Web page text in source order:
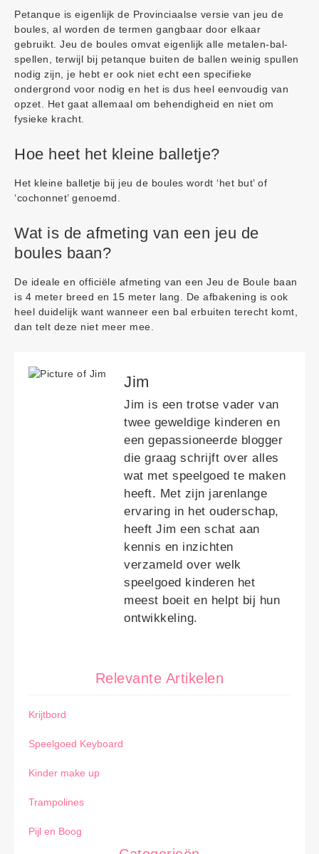
Petanque is eigenlijk de Provinciaalse versie van jeu de
boules, al worden de termen gangbaar door elkaar
gebruikt. Jeu de boules omvat eigenlijk alle metalen-bal-
spellen, terwijl bij petanque buiten de ballen weinig spullen
nodig zijn, je hebt er ook niet echt een specifieke
ondergrond voor nodig en het is dus heel eenvoudig van
opzet. Het gaat allemaal om behendigheid en niet om
fysieke kracht.
Hoe heet het kleine balletje?
Het kleine balletje bij jeu de boules wordt ‘het but’ of
‘cochonnet’ genoemd.
Wat is de afmeting van een jeu de
boules baan?
De ideale en officiële afmeting van een Jeu de Boule baan
is 4 meter breed en 15 meter lang. De afbakening is ook
heel duidelijk want wanneer een bal erbuiten terecht komt,
dan telt deze niet meer mee.
Jim
Jim is een trotse vader van
twee geweldige kinderen en
een gepassioneerde blogger
die graag schrijft over alles
wat met speelgoed te maken
heeft. Met zijn jarenlange
ervaring in het ouderschap,
heeft Jim een schat aan
kennis en inzichten
verzameld over welk
speelgoed kinderen het
meest boeit en helpt bij hun
ontwikkeling.
Relevante Artikelen
Krijtbord
Speelgoed Keyboard
Kinder make up
Trampolines
Pijl en Boog